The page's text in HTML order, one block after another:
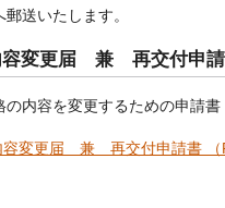
送いたします。
変更届 兼 再交付申
の内容を変更するための申請書
変更届 兼 再交付申請書 （